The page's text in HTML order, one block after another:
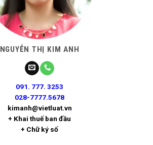
NGUYỄN THỊ KIM ANH
091. 777. 3253
028-7777.5678
kimanh@vietluat.vn
+ Khai thuế ban đầu
+ Chữ ký số